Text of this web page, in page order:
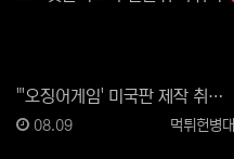
"'오징어게임' 미국판 제작 취소…넷플릭스 우선순위 바…
등록자
먹튀헌병대
등록일
08.09